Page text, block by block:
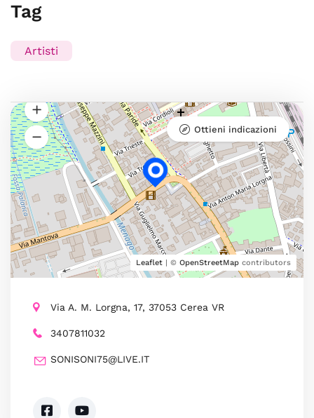
Tag
Artisti
Leaflet | © OpenStreetMap contributors
Ottieni indicazioni
Via A. M. Lorgna, 17, 37053 Cerea VR
3407811032
SONISONI75@LIVE.IT